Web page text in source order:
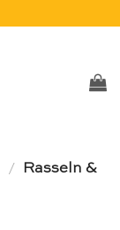
/
Rasseln &